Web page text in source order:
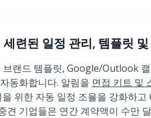
련된 일정 관리, 템플릿
랜드 템플릿, Google/Outlook
동화합니다. 알림을 면접 키트 및
위한 자동 일정 조율을 강화하
견 기업들은 연간 계약액이 수만